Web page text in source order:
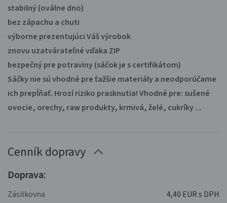
stabilný (oválne dno)
bez zápachu a chuti
výborne prezentujúci Váš výrobok
znovu uzatvárateľné vďaka ZIP
bezpečný pre potraviny (sáčok je s certifikátom)
Sáčky nie sú vhodné pre ťažšie materiály a neodporúčame
ich prepĺňať. Hrozí riziko prasknutia! Vhodné pre: sušené
ovocie, orechy, raw produkty, krmivá, želé, cukríky ...
Cenník dopravy
Doprava:
Zásilkovna 4,40 EUR s DPH